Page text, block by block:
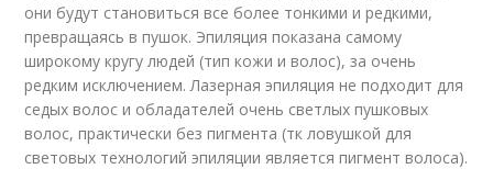
они будут становиться все более тонкими и редкими,
превращаясь в пушок. Эпиляция показана самому
широкому кругу людей (тип кожи и волос), за очень
редким исключением. Лазерная эпиляция не подходит для
седых волос и обладателей очень светлых пушковых
волос, практически без пигмента (тк ловушкой для
световых технологий эпиляции является пигмент волоса).